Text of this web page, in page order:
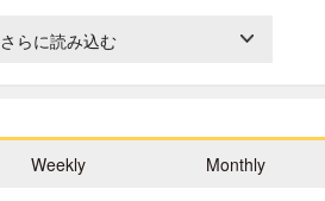
さらに読み込む
Weekly Monthly